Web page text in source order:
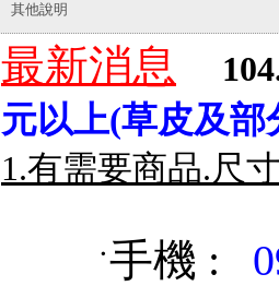
其他說明
最新消息
元以上(草皮及
1.有需要商品.尺
˙手機 :